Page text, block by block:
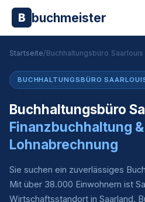
B buchmeister
Startseite/Buchhaltungsbüro Saarlouis
BUCHHALTUNGSBÜRO
Buchhaltungsbüro
Finanzbuchhaltung &
Lohnabrechnung
Sie suchen ein zuverlässiges
Mit über 38.000 Einwohnern ist
Wirtschaftsstandort in Saarland.